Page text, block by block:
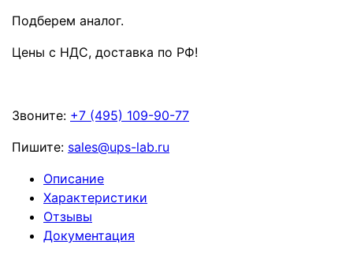
Подберем аналог.
Цены с НДС, доставка по РФ!
Звоните: +7 (495) 109-90-77
Пишите: sales@ups-lab.ru
Описание
Характеристики
Отзывы
Документация